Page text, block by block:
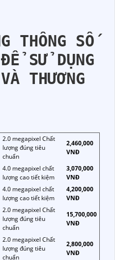
THÔNG SỐ
SỬ DỤNG
THƯƠNG
2.0 megapixel Chất
lượng đúng tiêu
chuẩn
2,460,000
VNĐ
4.0 megapixel chất
lượng cao tiết kiệm
3,070,000
VNĐ
4.0 megapixel chất
lượng cao tiết kiệm
4,200,000
VNĐ
2.0 megapixel Chất
lượng đúng tiêu
chuẩn
15,700,000
VNĐ
2.0 megapixel Chất
lượng đúng tiêu
chuẩn
2,800,000
VNĐ